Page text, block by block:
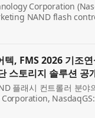
Corporation
NAND flash
that MediaTek
텍, FMS 2026 기조
스토리지 솔루션 공
플래시 컨트롤러 분
과 함께 AI